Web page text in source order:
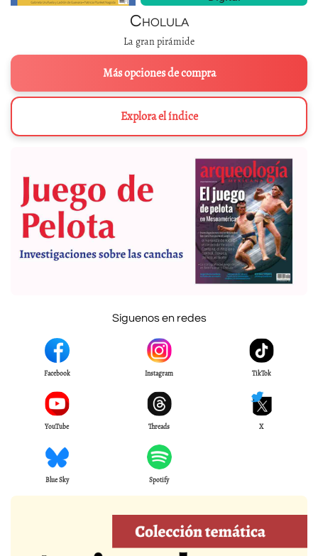
Cholula
La gran pirámide
Más opciones de compra
Explora el índice
Síguenos en redes
Facebook Instagram TikTok
YouTube Threads X
Blue Sky Spotify